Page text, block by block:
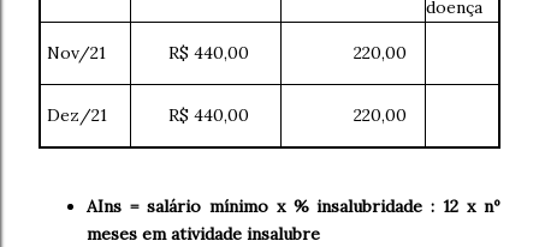
doença
Nov/21 R$ 440,00 220,00
Dez/21 R$ 440,00 220,00
AIns = salário mínimo x % insalubridade : 12 x nº
meses em atividade insalubre